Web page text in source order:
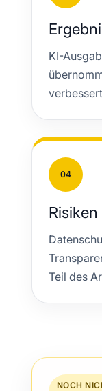
KI-
04
Teil des
NOCH